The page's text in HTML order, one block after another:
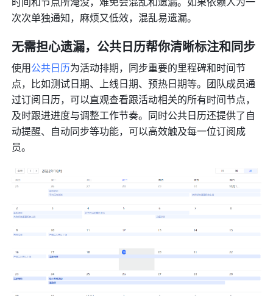
次次单独通知，麻烦又低效，混乱易遗漏。
无需担心遗漏，公共日历帮你清晰标注和同步
使用公共日历为活动排期，同步重要的里程碑和时间节
点，比如测试日期、上线日期、预热日期等。团队成员通
过订阅日历，可以直观查看跟活动相关的所有时间节点，
及时跟进进度与调整工作节奏。同时公共日历还提供了自
动提醒、自动同步等功能，可以高效触及每一位订阅成
员。